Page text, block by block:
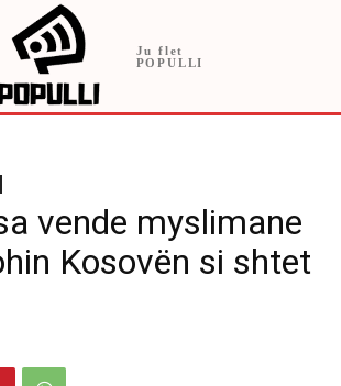
Ju flet
POPULLI
vende myslimane
Kosovën si shtet